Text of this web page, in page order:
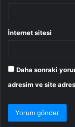
İnternet sitesi
Daha sonraki
adresim ve site